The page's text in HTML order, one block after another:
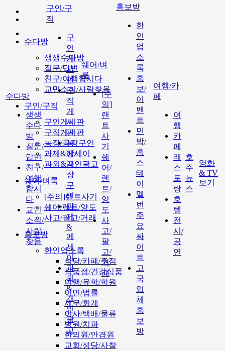
수다방
생생수다방
질문/답변
친구/여행합시다
교민소식/사람찾음
구인/구직
구인게시판
구직게시판
농장/공장구인
과제&에세이
과외&개인광고
쉐어/벼룩
[주의]랜트사기
쉐어/렌트/양도
사고/팔고/거래
홍보방
한인업소록
식당/카페/주점
식품점/건강식품
여행/유학/학원
이민/법률
세무/회계
이사/택배/물류
병원/치과
한의원/안경원
교회/성당/사찰
수다방
생생
수다
방
질문/
답변
친구/
여행
합시
다
교민
소식/
사람
찾음
구인/구
직
구
인
게
시
판
구
직
게
시
판
농
장/
공
장
구
인
과
제
&
에
세
이
과
외
&
개
인
광
고
쉐어/벼
룩
[주
의]
랜
트
사
기
쉐
어/
렌
트/
양
도
사
고/
팔
고/
거
래
홍보방
한
인
업
소
록
홍
보/
이
벤
트
민
박/
홈
스
테
이
멜
번
주
요
싸
이
트
고
국
업
체
홍
보
방
여행/카
페
여
행
카
페
레
스
토
랑
호
텔
전
시/
공
연
호
주
뉴
스
영화
& TV
보기